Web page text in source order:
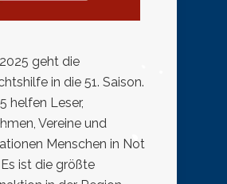
geht die
in die 51. Saison.
helfen Leser,
Vereine und
Menschen in Not
ist die größte